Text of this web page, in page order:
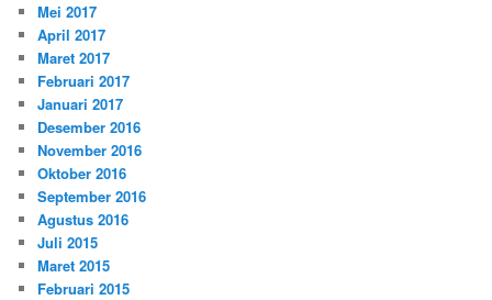
Mei 2017
April 2017
Maret 2017
Februari 2017
Januari 2017
Desember 2016
November 2016
Oktober 2016
September 2016
Agustus 2016
Juli 2015
Maret 2015
Februari 2015